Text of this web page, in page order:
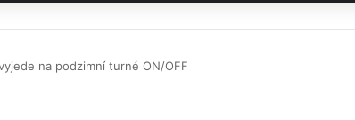
na podzimní turné ON/OFF